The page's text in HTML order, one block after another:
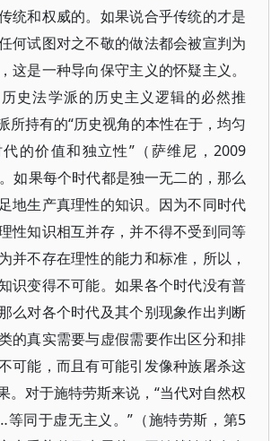
统和权威的。如果说合乎传统的才是
何试图对之不敬的做法都会被宣判为
这是一种导向保守主义的怀疑主义。
史法学派的历史主义逻辑的必然推
所持有的“历史视角的本性在于，均匀
的价值和独立性”（萨维尼，2009
如果每个时代都是独一无二的，那么
地生产真理性的知识。因为不同时代
性知识相互并存，并不得不受到同等
并不存在理性的能力和标准，所以，
识变得不可能。如果各个时代没有普
么对各个时代及其个别现象作出判断
的真实需要与虚假需要作出区分和排
可能，而且有可能引发像种族屠杀这
。对于施特劳斯来说，“当代对自然权
同于虚无主义。”（施特劳斯，第5